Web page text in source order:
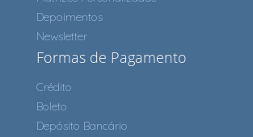
Depoimentos
Newsletter
Formas de Pagamento
Crédito
Boleto
Depósito Bancário